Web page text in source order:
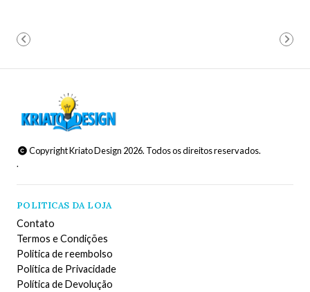
Copyright Kriato Design 2026. Todos os direitos reservados.
.
POLITICAS DA LOJA
Contato
Termos e Condições
Politica de reembolso
Política de Privacidade
Política de Devolução